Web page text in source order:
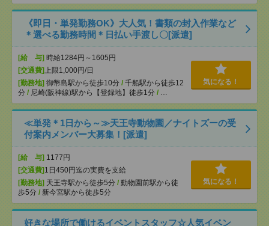
《即日・単発勤務OK》大人気！書類の封入作業など
＊選べる勤務時間＊日払い手渡し〇[派遣]
[給 与] 時給1284円～1605円
[交通費] 上限1,000円/日
[勤務地] 御幣島駅から徒歩10分 / 千船駅から徒歩12
分 / 尼崎(阪神線)駅から【登録地】徒歩1分 / …
気になる！
≪単発＊1日から～≫天王寺動物園／ナイトズーの受
付案内メンバー大募集！[派遣]
[給 与] 1177円
[交通費] 1日450円迄の実費を支給
[勤務地] 天王寺駅から徒歩5分 / 動物園前駅から徒
歩5分 / 新今宮駅から徒歩5分
気になる！
好きな場所で働けるイベントスタッフ☆人気イベン